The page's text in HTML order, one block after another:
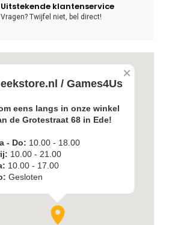
Uitstekende klantenservice
Vragen? Twijfel niet, bel direct!